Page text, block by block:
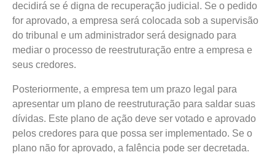
decidirá se é digna de recuperação judicial. Se o pedido
for aprovado, a empresa será colocada sob a supervisão
do tribunal e um administrador será designado para
mediar o processo de reestruturação entre a empresa e
seus credores.
Posteriormente, a empresa tem um prazo legal para
apresentar um plano de reestruturação para saldar suas
dívidas. Este plano de ação deve ser votado e aprovado
pelos credores para que possa ser implementado. Se o
plano não for aprovado, a falência pode ser decretada.